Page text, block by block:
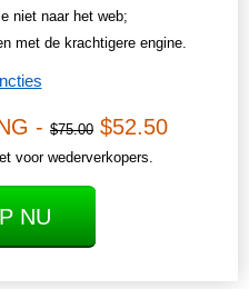
niet naar het web;
met de krachtigere engine.
- $75.00 $52.50
voor wederverkopers.
NU